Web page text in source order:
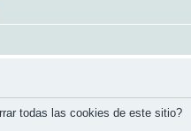
todas las cookies de este sitio?